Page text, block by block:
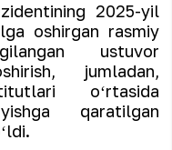
2025-yil
oshirgan rasmiy
ustuvor
jumladan,
oʻrtasida
qaratilgan